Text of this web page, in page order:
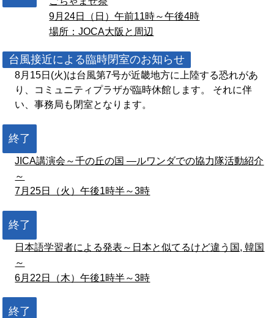
9月24日（日）午前11時～午後4時
場所：JOCA大阪と周辺
台風接近による臨時閉室のお知らせ
8月15日(火)は台風第7号が近畿地方に上陸する恐れがあ
り、コミュニティプラザが臨時休館します。 それに伴
い、事務局も閉室となります。
終了
JICA講演会～千の丘の国 ―ルワンダでの協力隊活動紹介
～
7月25日（火）午後1時半～3時
終了
日本語学習者による発表～日本と似てるけど違う国, 韓国
～
6月22日（木）午後1時半～3時
終了